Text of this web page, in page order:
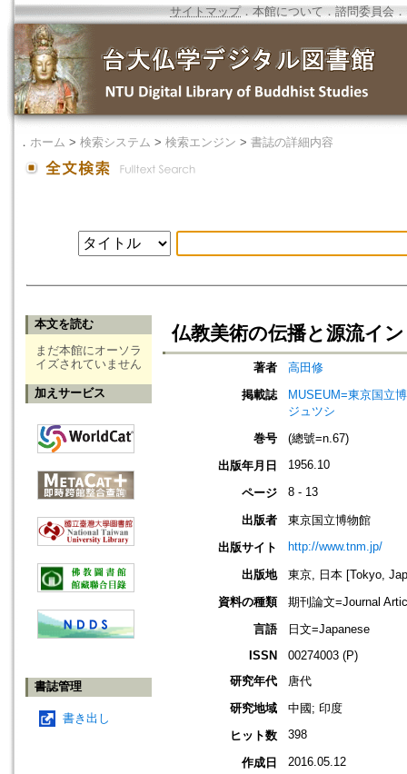
サイトマップ．本館について ． 諮問委員会 ．
． ホーム > 検索システム > 検索エンジン > 書誌の詳細内容
本文を読む
まだ本館にオーソラ
イズされていません
加えサービス
書誌管理
書き出し
仏教美術の伝播と源流イ
著者
高田修
掲載誌
MUSEUM=東京国立
ジュツシ
巻号
(總號=n.67)
出版年月日
1956.10
ページ 8 - 13
出版者
東京国立博物館
出版サイト
http://www.tnm.jp/
出版地
東京, 日本 [Tokyo,
資料の種類
期刊論文=Journal
言語
日文=Japanese
ISSN
00274003 (P)
研究年代
唐代
研究地域
中國; 印度
ヒット数
398
作成日 2016.05.12